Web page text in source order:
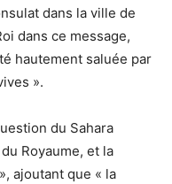
dans la ville de
dans ce message,
hautement saluée par
».
du Sahara
Royaume, et la
ajoutant que « la